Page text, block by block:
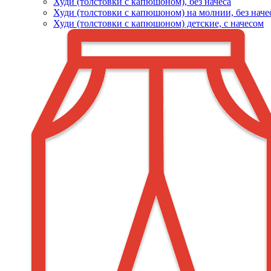
Худи (толстовки с капюшоном) на молнии, без
Худи (толстовки c капюшоном) детские, с начесом